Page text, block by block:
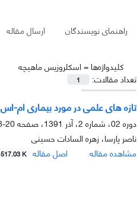
راهنمای نویسندگان ارسال مقاله
کلیدواژه‌ها =اسکلروزیس ماهیچه
تعداد مقالات:
1
تازه های علمی در مورد بیماری ام-اس
دوره 02، شماره 2، آذر 1391، صفحه
20-28
ناصر پارسا، زهره السادات حسینی
مشاهده مقاله
اصل مقاله 517.03 K